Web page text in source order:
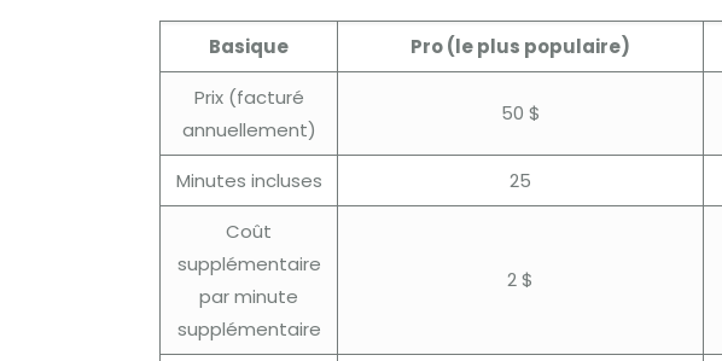
Basique Pro (le plus populaire)
Prix ​​(facturé
annuellement)
50 $
Minutes incluses 25
Coût
supplémentaire
par minute
supplémentaire
2 $